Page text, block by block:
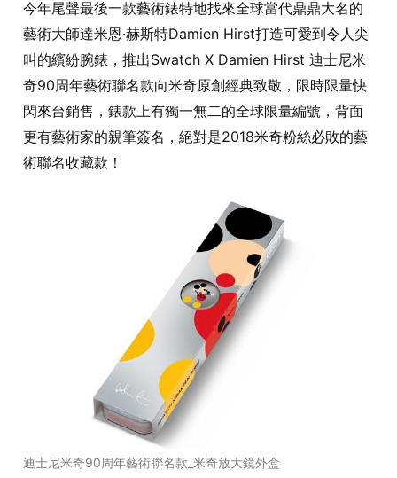
今年尾聲最後一款藝術錶特地找來全球當代鼎鼎大名的
藝術大師達米恩·赫斯特Damien Hirst打造可愛到令人尖
叫的繽紛腕錶，推出Swatch X Damien Hirst 迪士尼米
奇90周年藝術聯名款向米奇原創經典致敬，限時限量快
閃來台銷售，錶款上有獨一無二的全球限量編號，背面
更有藝術家的親筆簽名，絕對是2018米奇粉絲必敗的藝
術聯名收藏款！
迪士尼米奇90周年藝術聯名款_米奇放大鏡外盒